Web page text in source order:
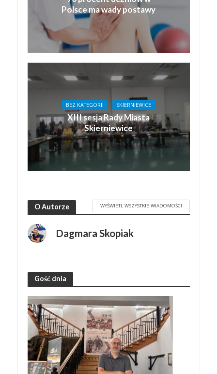
Polsce ma wady postawy
BEZ KATEGORII SKIERNIEWICE
XIII sesja Rady Miasta
Skierniewice
O Autorze WYŚWIETL WSZYSTKIE WIADOMOŚCI
Dagmara Skopiak
Gość dnia